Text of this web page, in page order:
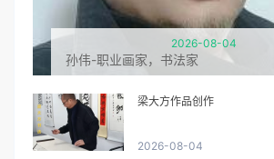
2026-08-04
孙伟-职业画家，书法家
梁大方作品创作
2026-08-04